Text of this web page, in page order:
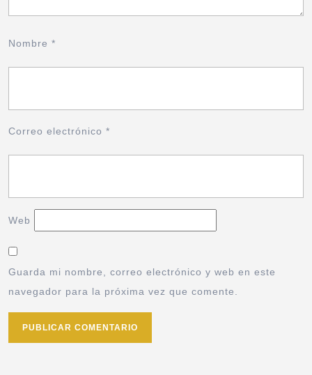
Nombre *
Correo electrónico *
Web
Guarda mi nombre, correo electrónico y web en este
navegador para la próxima vez que comente.